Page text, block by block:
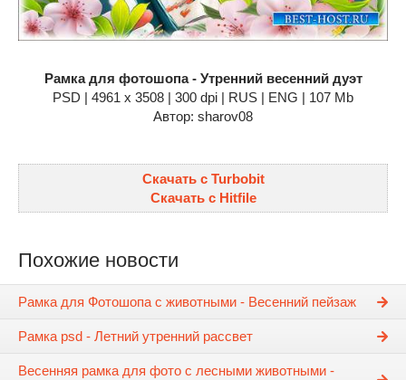
Рамка для фотошопа - Утренний весенний дуэт
PSD | 4961 х 3508 | 300 dpi | RUS | ENG | 107 Mb
Автор: sharov08
Скачать с Turbobit
Скачать с Hitfile
Похожие новости
Рамка для Фотошопа с животными - Весенний пейзаж
Рамка psd - Летний утренний рассвет
Весенняя рамка для фото с лесными животными -